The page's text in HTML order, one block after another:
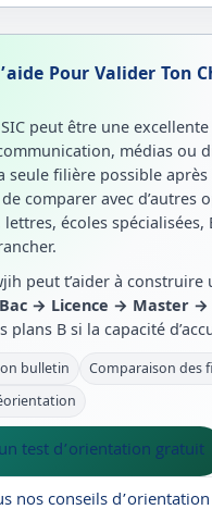
Pour Valider Ton
peut être une
médias ou
seule filière possible
comparer avec d’autres
écoles spécialisées,
peut t’aider à construire
→ Licence → Master
plans B si la capacité
bulletin
Comparaison des
test d’orientation gratuit
nos conseils